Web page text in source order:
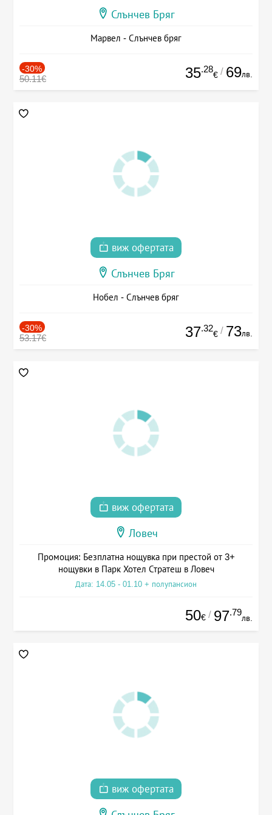
Слънчев Бряг
Марвел - Слънчев бряг
-30%
50.11€ 35.28
€ / 69лв.
виж офертата
Слънчев Бряг
Нобел - Слънчев бряг
-30%
53.17€ 37.32
€ / 73лв.
виж офертата
Ловеч
Промоция: Безплатна нощувка при престой от 3+
нощувки в Парк Хотел Стратеш в Ловеч
Дата: 14.05 - 01.10 + полупансион
50€ / 97.79
лв.
виж офертата